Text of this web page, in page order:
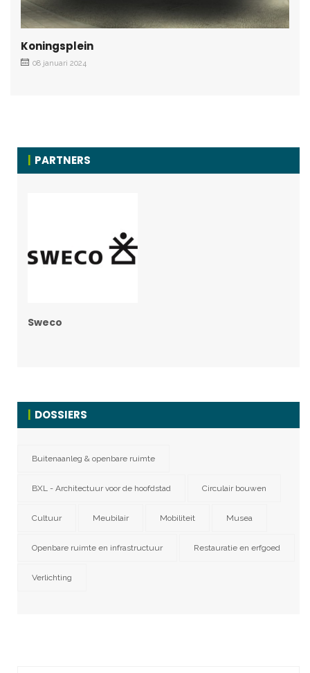
Koningsplein
08 januari 2024
PARTNERS
Sweco
DOSSIERS
Buitenaanleg & openbare ruimte
BXL - Architectuur voor de hoofdstad Circulair bouwen
Cultuur Meubilair Mobiliteit Musea
Openbare ruimte en infrastructuur Restauratie en erfgoed
Verlichting